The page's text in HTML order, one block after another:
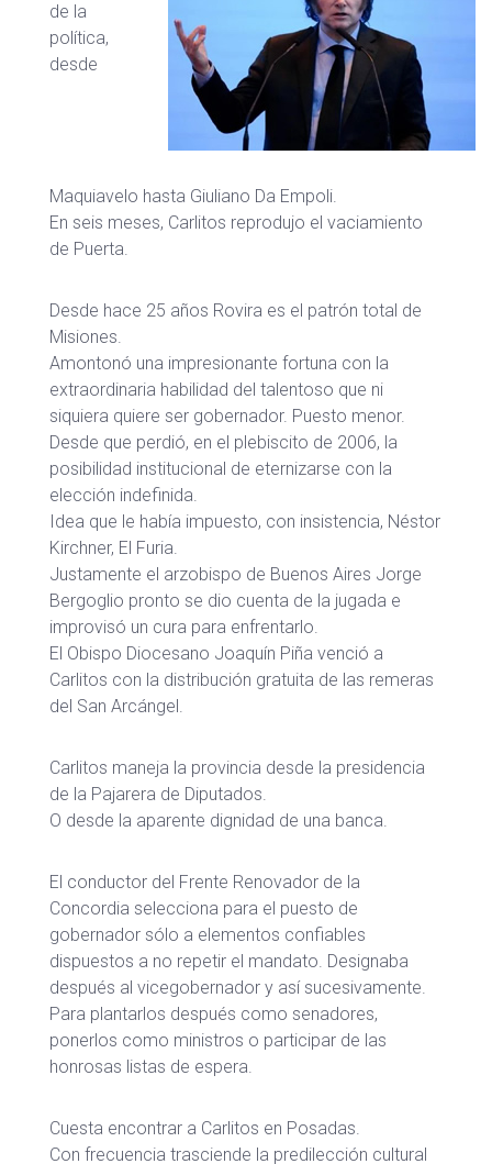
de la
política,
desde
Maquiavelo hasta Giuliano Da Empoli.
En seis meses, Carlitos reprodujo el vaciamiento
de Puerta.
Desde hace 25 años Rovira es el patrón total de
Misiones.
Amontonó una impresionante fortuna con la
extraordinaria habilidad del talentoso que ni
siquiera quiere ser gobernador. Puesto menor.
Desde que perdió, en el plebiscito de 2006, la
posibilidad institucional de eternizarse con la
elección indefinida.
Idea que le había impuesto, con insistencia, Néstor
Kirchner, El Furia.
Justamente el arzobispo de Buenos Aires Jorge
Bergoglio pronto se dio cuenta de la jugada e
improvisó un cura para enfrentarlo.
El Obispo Diocesano Joaquín Piña venció a
Carlitos con la distribución gratuita de las remeras
del San Arcángel.
Carlitos maneja la provincia desde la presidencia
de la Pajarera de Diputados.
O desde la aparente dignidad de una banca.
El conductor del Frente Renovador de la
Concordia selecciona para el puesto de
gobernador sólo a elementos confiables
dispuestos a no repetir el mandato. Designaba
después al vicegobernador y así sucesivamente.
Para plantarlos después como senadores,
ponerlos como ministros o participar de las
honrosas listas de espera.
Cuesta encontrar a Carlitos en Posadas.
Con frecuencia trasciende la predilección cultural